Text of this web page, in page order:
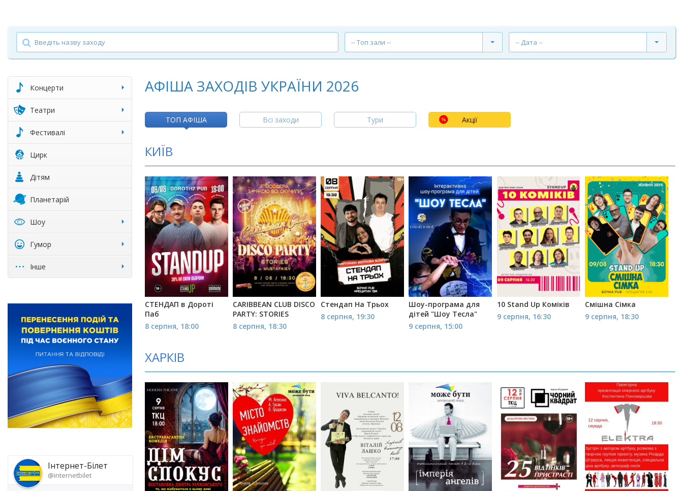
-- Топ зали -- -- Дата --
Концерти
Театри
Фестивалі
Цирк
Дітям
Планетарій
Шоу
Гумор
Інше
Інтернет-Білет
@internetbilet
АФІША ЗАХОДІВ УКРАЇНИ 2026
ТОП АФІША Всі заходи Тури Акції
КИЇВ
СТЕНДАП в Дороті
Паб
8 серпня, 18:00
CARIBBEAN CLUB DISCO
PARTY: STORIES
8 серпня, 18:30
Стендап На Трьох
8 серпня, 19:30
Шоу-програма для
дітей "Шоу Тесла"
9 серпня, 15:00
10 Stand Up Коміків
9 серпня, 16:30
Смішна Сімка
9 серпня, 18:30
ХАРКІВ